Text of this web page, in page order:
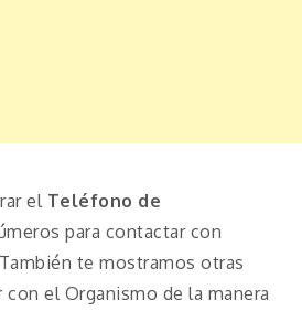
el Teléfono de
para contactar con
te mostramos otras
el Organismo de la manera